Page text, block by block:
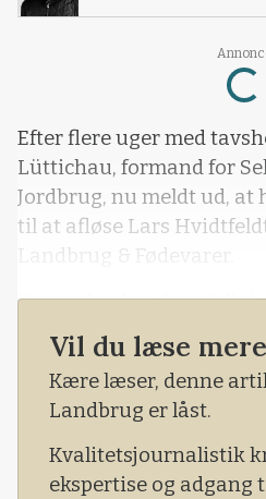
Efter flere uger med
Lüttichau, formand for
Jordbrug, nu meldt ud, at
til at afløse Lars
Landbrug & Fødevarer.
Dermed er kandidatfeltet
tirsdag eftermiddag –
Frederik Lüttichau blev
for Større Jordbrug i
Vil du læse
Kære læser, denne
Landbrug er låst.
Kvalitetsjournalistik
ekspertise og adgang